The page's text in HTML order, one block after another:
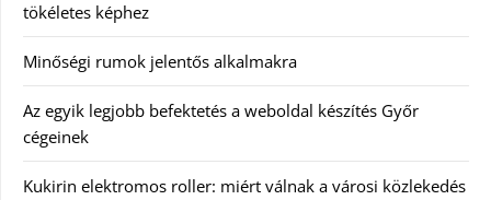
tökéletes képhez
Minőségi rumok jelentős alkalmakra
Az egyik legjobb befektetés a weboldal készítés Győr
cégeinek
Kukirin elektromos roller: miért válnak a városi közlekedés